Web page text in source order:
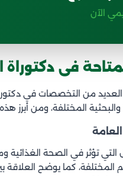
الآن
فى دكتوراة
من التخصصات في
والبحثية المختلفة، ومن أبرز
التي تؤثر في الصحة الغذائية
المختلفة، كما يوضح العلاقة